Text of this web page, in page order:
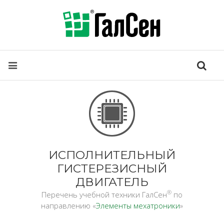
ИСПОЛНИТЕЛЬНЫЙ
ГИСТЕРЕЗИСНЫЙ
ДВИГАТЕЛЬ
Перечень учебной техники ГалСен® по
направлению «Элементы мехатроники»